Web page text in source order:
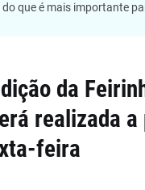
que é mais importante
da
realizada
feira